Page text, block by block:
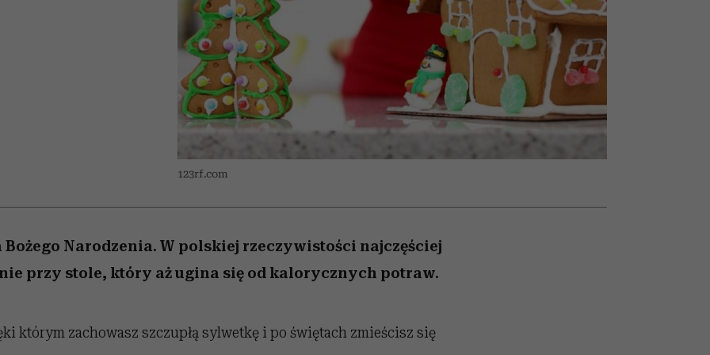
123rf.com
Narodzenia. W polskiej rzeczywistości najczęściej
przy stole, który aż ugina się od kalorycznych potraw.
którym zachowasz szczupłą sylwetkę i po świętach zmieścisz się